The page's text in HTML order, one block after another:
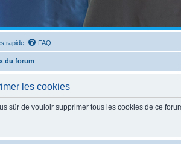
rapide FAQ
du forum
les cookies
sûr de vouloir supprimer tous les cookies de ce